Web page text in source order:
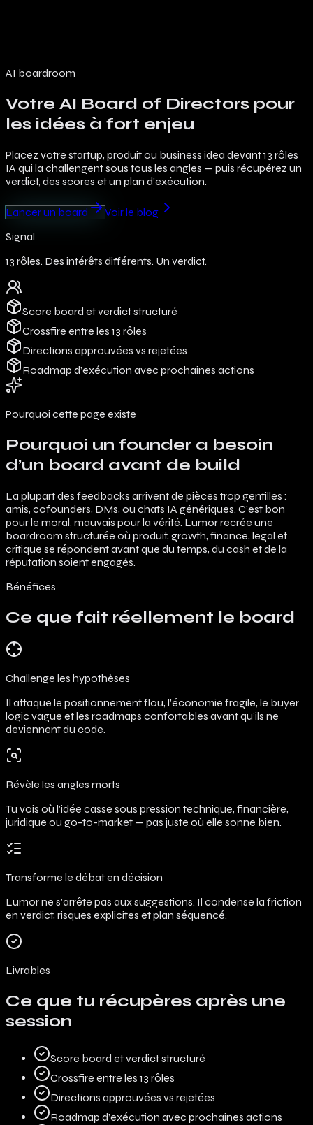
AI boardroom
Votre AI Board of Directors pour
les idées à fort enjeu
Placez votre startup, produit ou business idea devant 13 rôles
IA qui la challengent sous tous les angles — puis récupérez un
verdict, des scores et un plan d’exécution.
Lancer un board
Voir le blog
Signal
13 rôles. Des intérêts différents. Un verdict.
Score board et verdict structuré
Crossfire entre les 13 rôles
Directions approuvées vs rejetées
Roadmap d’exécution avec prochaines actions
Pourquoi cette page existe
Pourquoi un founder a besoin
d’un board avant de build
La plupart des feedbacks arrivent de pièces trop gentilles :
amis, cofounders, DMs, ou chats IA génériques. C’est bon
pour le moral, mauvais pour la vérité. Lumor recrée une
boardroom structurée où produit, growth, finance, legal et
critique se répondent avant que du temps, du cash et de la
réputation soient engagés.
Bénéfices
Ce que fait réellement le board
Challenge les hypothèses
Il attaque le positionnement flou, l’économie fragile, le buyer
logic vague et les roadmaps confortables avant qu’ils ne
deviennent du code.
Révèle les angles morts
Tu vois où l’idée casse sous pression technique, financière,
juridique ou go-to-market — pas juste où elle sonne bien.
Transforme le débat en décision
Lumor ne s’arrête pas aux suggestions. Il condense la friction
en verdict, risques explicites et plan séquencé.
Livrables
Ce que tu récupères après une
session
Score board et verdict structuré
Crossfire entre les 13 rôles
Directions approuvées vs rejetées
Roadmap d’exécution avec prochaines actions